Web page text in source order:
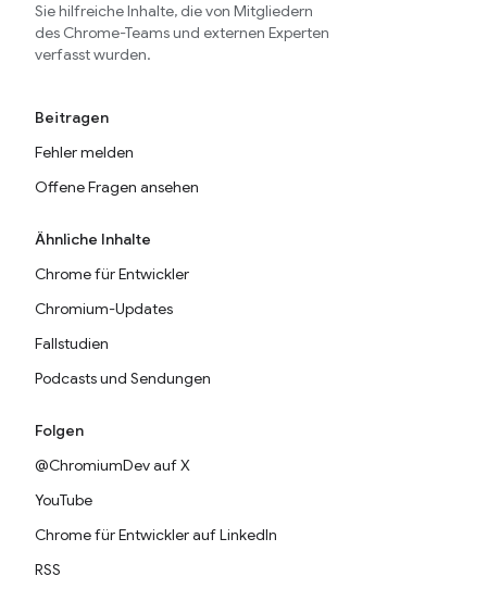
Sie hilfreiche Inhalte, die von Mitgliedern
des Chrome-Teams und externen Experten
verfasst wurden.
Beitragen
Fehler melden
Offene Fragen ansehen
Ähnliche Inhalte
Chrome für Entwickler
Chromium-Updates
Fallstudien
Podcasts und Sendungen
Folgen
@ChromiumDev auf X
YouTube
Chrome für Entwickler auf LinkedIn
RSS